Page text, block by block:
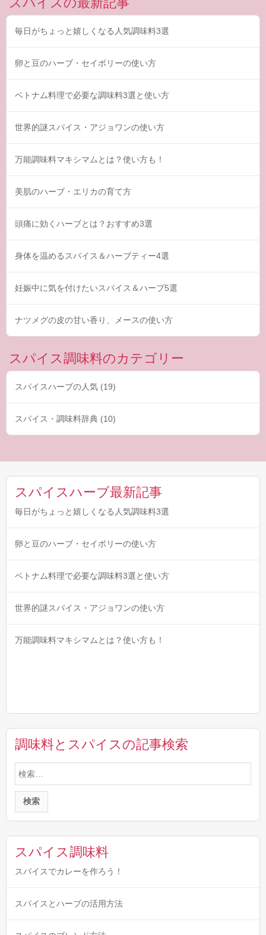
毎日がちょっと嬉しくなる人気調味料3選
卵と豆のハーブ・セイボリーの使い方
ベトナム料理で必要な調味料3選と使い方
世界的謎スパイス・アジョワンの使い方
万能調味料マキシマムとは？使い方も！
美肌のハーブ・エリカの育て方
頭痛に効くハーブとは？おすすめ3選
身体を温めるスパイス＆ハーブティー4選
妊娠中に気を付けたいスパイス＆ハーブ5選
ナツメグの皮の甘い香り、メースの使い方
スパイス調味料のカテゴリー
スパイスハーブの人気 (19)
スパイス・調味料辞典 (10)
スパイスハーブ最新記事
毎日がちょっと嬉しくなる人気調味料3選
卵と豆のハーブ・セイボリーの使い方
ベトナム料理で必要な調味料3選と使い方
世界的謎スパイス・アジョワンの使い方
万能調味料マキシマムとは？使い方も！
調味料とスパイスの記事検索
検
索:
スパイス調味料
スパイスでカレーを作ろう！
スパイスとハーブの活用方法